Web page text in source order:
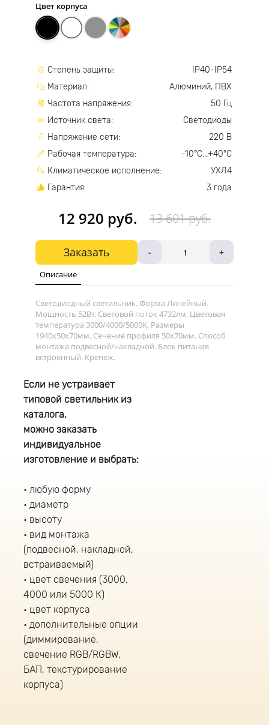
12 920 руб. 13 601 руб.
Заказать - +
Цвет корпуса
Степень защиты:
IP40-IP54
Материал:
Алюминий, ПВХ
Частота напряжения:
50 Гц
Источник света:
Светодиоды
Напряжение сети:
220 В
Рабочая температура:
-10°С...+40°С
Климатическое исполнение:
УХЛ4
Гарантия:
3 года
Описание
Светодиодный светильник. Форма Линейный.
Мощность 52Вт. Световой поток 4732лм. Цветовая
температура 3000/4000/5000K. Размеры
1940х50x70мм. Сечение профиля 50x70мм. Способ
монтажа подвесной/накладной. Блок питания
встроенный. Крепеж.
Если не устраивает
типовой светильник из
каталога,
можно заказать
индивидуальное
изготовление и выбрать:
любую форму
диаметр
высоту
вид монтажа
(подвесной, накладной,
встраиваемый)
цвет свечения (3000,
4000 или 5000 К)
цвет корпуса
дополнительные опции
(диммирование,
свечение RGB/RGBW,
БАП, текстурирование
корпуса)